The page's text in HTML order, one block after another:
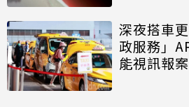
深夜搭車
政服務」
能視訊報案